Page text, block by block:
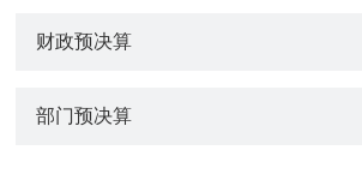
财政预决算
部门预决算